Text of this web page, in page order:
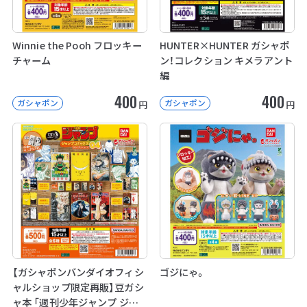
Winnie the Pooh フロッキー
チャーム
ガシャポン 400 円
HUNTER×HUNTER ガシャポ
ン！コレクション キメラアント
編
ガシャポン 400 円
【ガシャポンバンダイオフィシ
ャルショップ限定再販】豆ガシ
ャ本 「週刊少年ジャンプ ジャ
ゴジにゃ。